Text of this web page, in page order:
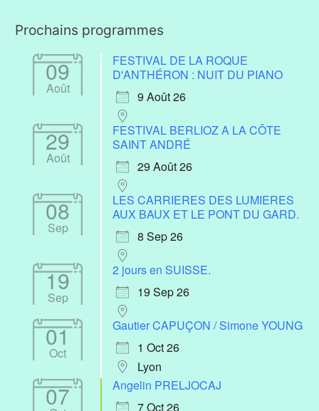
Prochains programmes
09
Août
FESTIVAL DE LA ROQUE
D'ANTHÉRON : NUIT DU PIANO
9 Août 26
29
Août
FESTIVAL BERLIOZ A LA CÔTE
SAINT ANDRÉ
29 Août 26
08
Sep
LES CARRIERES DES LUMIERES
AUX BAUX ET LE PONT DU GARD.
8 Sep 26
19
Sep
2 jours en SUISSE.
19 Sep 26
01
Oct
Gautier CAPUÇON / Simone YOUNG
1 Oct 26
Lyon
07
Angelin PRELJOCAJ
7 Oct 26